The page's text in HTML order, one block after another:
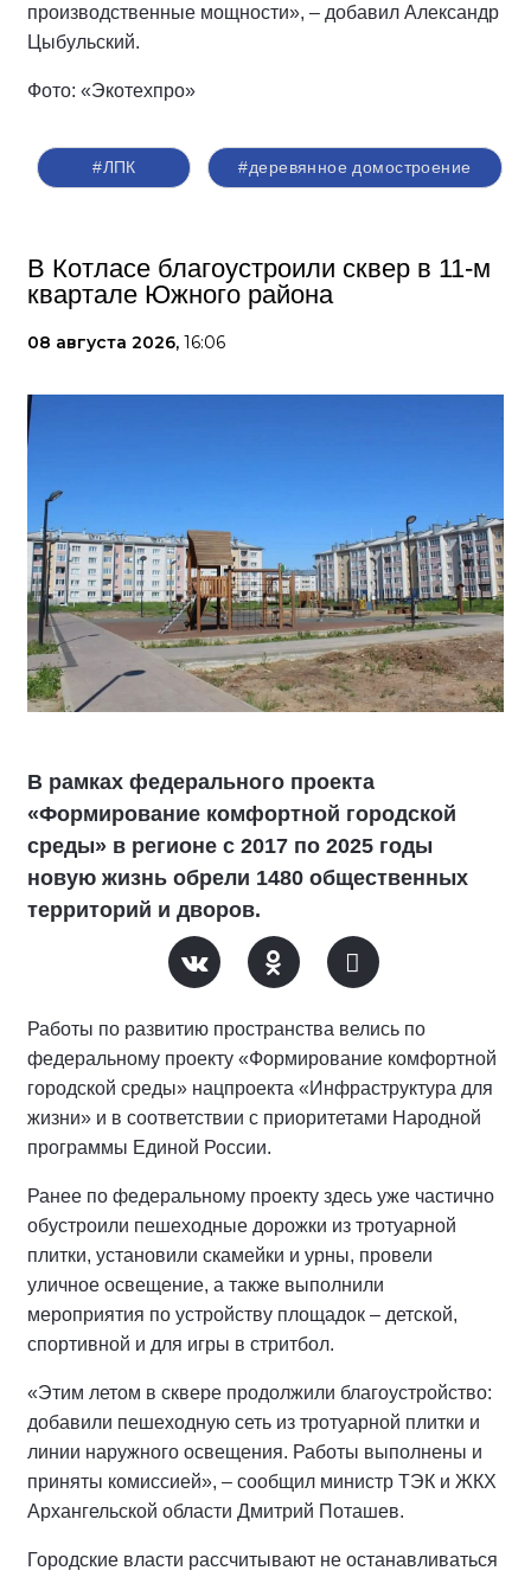
производственные мощности», – добавил Александр
Цыбульский.
Фото: «Экотехпро»
#ЛПК #деревянное домостроение
В Котласе благоустроили сквер в 11-м
квартале Южного района
08 августа 2026, 16:06
В рамках федерального проекта
«Формирование комфортной городской
среды» в регионе с 2017 по 2025 годы
новую жизнь обрели 1480 общественных
территорий и дворов.
Работы по развитию пространства велись по
федеральному проекту «Формирование комфортной
городской среды» нацпроекта «Инфраструктура для
жизни» и в соответствии с приоритетами Народной
программы Единой России.
Ранее по федеральному проекту здесь уже частично
обустроили пешеходные дорожки из тротуарной
плитки, установили скамейки и урны, провели
уличное освещение, а также выполнили
мероприятия по устройству площадок – детской,
спортивной и для игры в стритбол.
«Этим летом в сквере продолжили благоустройство:
добавили пешеходную сеть из тротуарной плитки и
линии наружного освещения. Работы выполнены и
приняты комиссией», – сообщил министр ТЭК и ЖКХ
Архангельской области Дмитрий Поташев.
Городские власти рассчитывают не останавливаться